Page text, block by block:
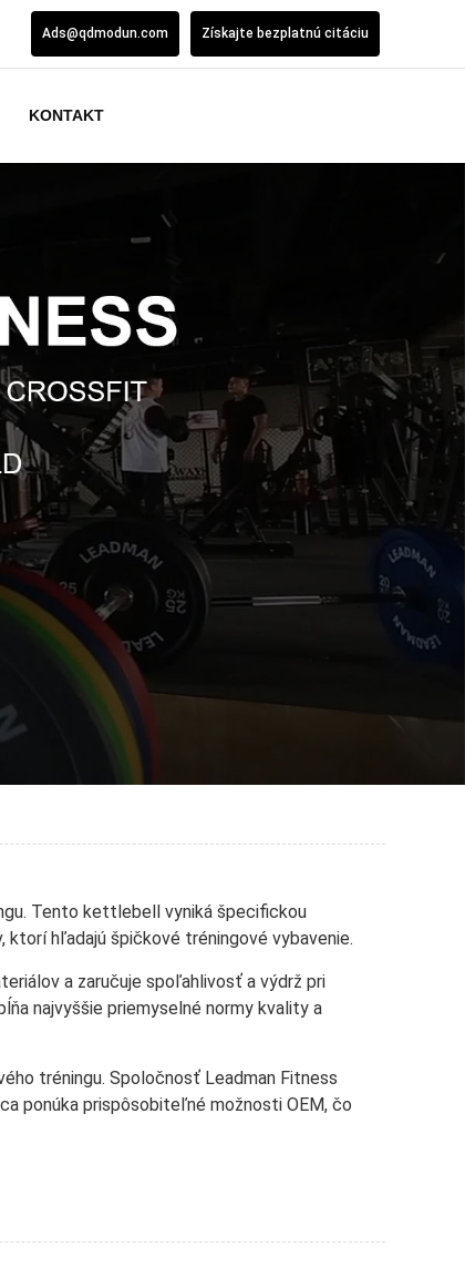
Ads@qdmodun.com Získajte bezplatnú citáciu
KONTAKT
Tento kettlebell vyniká špecifickou
hľadajú špičkové tréningové vybavenie.
a zaručuje spoľahlivosť a výdrž pri
najvyššie priemyselné normy kvality a
tréningu. Spoločnosť Leadman Fitness
ponúka prispôsobiteľné možnosti OEM, čo